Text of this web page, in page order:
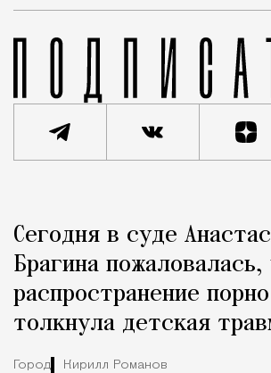
Город
Сегодня в суде
Брагина пожаловалась,
распространение
толкнула детская
Город Кирилл Романов